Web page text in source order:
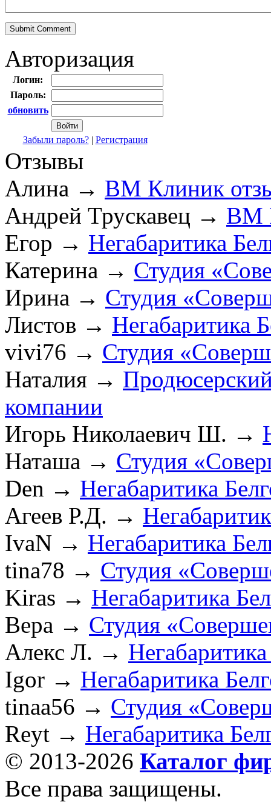
Авторизация
Логин:
Пароль:
обновить
Забыли пароль?| Регистрация
Отзывы
Алина → ВМ Клиник
Андрей Трускавец → ВМ
Егор → Негабаритика
Катерина → Студия
Ирина → Студия
Листов → Негабаритика
vivi76 → Студия
Наталия →
компании
Игорь Николаевич Ш. →
Наташа → Студия
Den → Негабаритика
Агеев Р.Д. →
IvaN → Негабаритика
tina78 → Студия
Kiras → Негабаритика
Вера → Студия
Алекс Л. →
Igor → Негабаритика
tinaa56 → Студия
Reyt → Негабаритика
© 2013-2026 Каталог
Все права защищены.